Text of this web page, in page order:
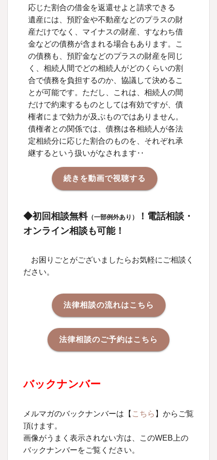
応じた割合の借金を返還せよと請求できる
遺産には、預貯金や不動産などのプラスの財
産だけでなく、マイナスの財産、すなわち借
金などの債務が含まれる場合もあります。こ
の債務も、預貯金などのプラスの財産を同じ
く、相続人間でどの相続人がどのくらいの割
合で債務を負担するのか、協議して決めるこ
とが可能です。ただし、これは、相続人の間
だけで約束するものとしては有効ですが、債
権者にまで効力が及ぶものではありません。
債権者との関係では、債務は各相続人が各法
定相続分に応じた割合のものを、それぞれ承
継するという扱いがなされます‥
続きを動画で視聴する
◆初回相談無料（一部例外あり）
！電話相談・
オンライン相談も可能！
お困りごとがございましたらお気軽にご相談く
ださい。
法律相談の流れはこちら
法律相談のご予約はこちら
バックナンバー
メルマガのバックナンバーは【 こちら 】からご覧
頂けます。
画像がうまく表示されない方は、このWEB上の
バックナンバーをご覧ください。